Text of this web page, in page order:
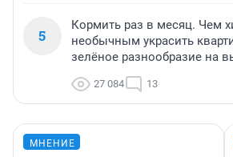
5
Кормить раз в месяц. Чем
необычным украсить
зелёное разнообразие на
27 084 13
МНЕНИЕ